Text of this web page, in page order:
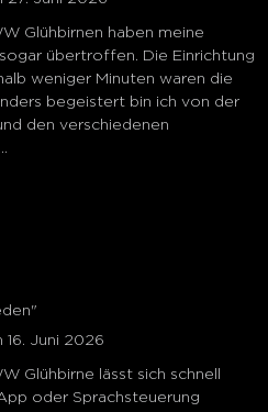
Glühbirnen haben meine
übertroffen. Die Einrichtung
weniger Minuten waren die
begeistert bin ich von der
den verschiedenen
Juni 2026
Glühbirne lässt sich schnell
oder Sprachsteuerung